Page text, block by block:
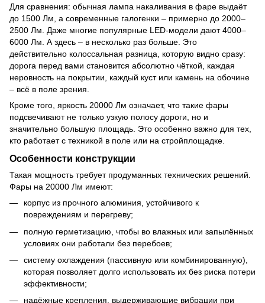
Для сравнения: обычная лампа накаливания в фаре выдаёт
до 1500 Лм, а современные галогенки – примерно до 2000–
2500 Лм. Даже многие популярные LED-модели дают 4000–
6000 Лм. А здесь – в несколько раз больше. Это
действительно колоссальная разница, которую видно сразу:
дорога перед вами становится абсолютно чёткой, каждая
неровность на покрытии, каждый куст или камень на обочине
– всё в поле зрения.
Кроме того, яркость 20000 Лм означает, что такие фары
подсвечивают не только узкую полосу дороги, но и
значительно большую площадь. Это особенно важно для тех,
кто работает с техникой в поле или на стройплощадке.
Особенности конструкции
Такая мощность требует продуманных технических решений.
Фары на 20000 Лм имеют:
корпус из прочного алюминия, устойчивого к
повреждениям и перегреву;
полную герметизацию, чтобы во влажных или запылённых
условиях они работали без перебоев;
систему охлаждения (пассивную или комбинированную),
которая позволяет долго использовать их без риска потери
эффективности;
надёжные крепления, выдерживающие вибрации при